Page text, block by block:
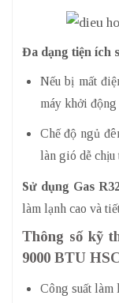
Đa dạng tiện ích
Nếu bị mất
máy khởi
Chế độ ngủ
làn gió dễ chịu
Sử dụng Gas
làm lạnh cao và
Thông số kỹ
9000 BTU
Công suất